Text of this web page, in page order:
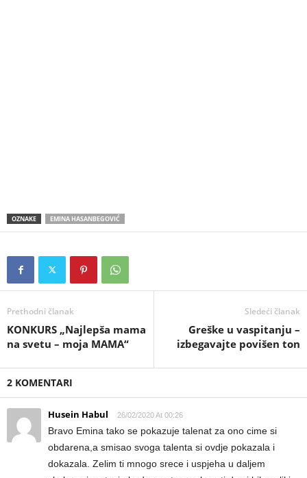
OZNAKE EMINA HASANBEGOVIĆ
Prethodni članak
KONKURS „Najlepša mama
na svetu – moja MAMA“
Sledeći članak
Greške u vaspitanju –
izbegavajte povišen ton
2 KOMENTARI
Husein Habul 26/02/2020 At 00:26
Bravo Emina tako se pokazuje talenat za ono cime si
obdarena,a smisao svoga talenta si ovdje pokazala i
dokazala. Zelim ti mnogo srece i uspjeha u daljem